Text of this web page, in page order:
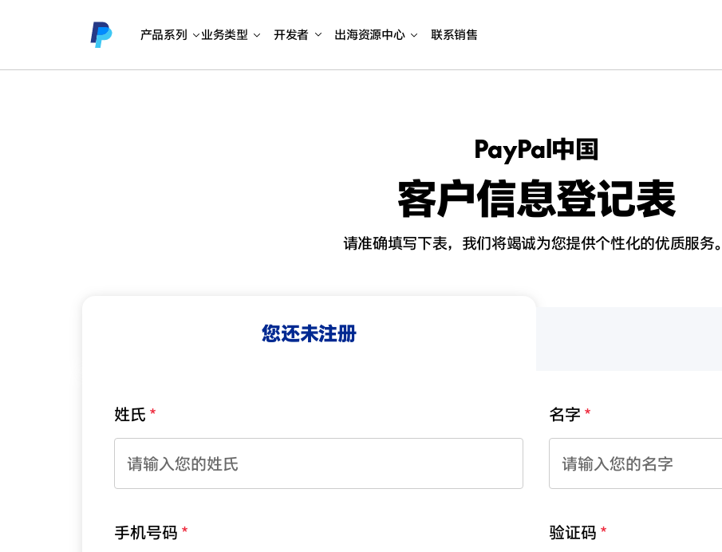
产品系列 业务类型 开发者 出海资源中心 联系销售
PayPal中国
客户信息登记表
请准确填写下表，我们将竭诚为您提供个性化的优质服务。
您还未注册
姓氏 名字
手机号码 验证码